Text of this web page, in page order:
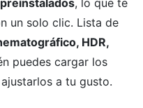
un solo clic. Lista de
HDR,
puedes cargar los
a tu gusto.